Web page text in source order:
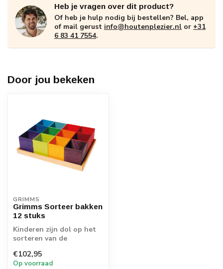
Heb je vragen over dit product?
Of heb je hulp nodig bij bestellen? Bel, app
of mail gerust info@houtenplezier.nl or +31
6 83 41 7554.
Door jou bekeken
GRIMMS
Grimms Sorteer bakken
12 stuks
Kinderen zijn dol op het
sorteren van de
houten kralen ku...
€102,95
Op voorraad